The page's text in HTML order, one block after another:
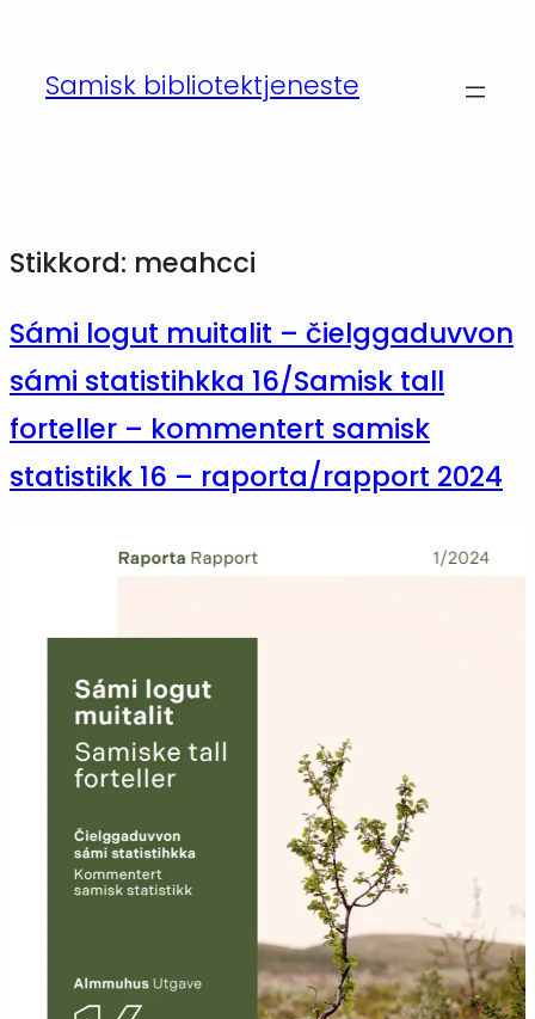
innholdSamisk bibliotektjeneste
Stikkord: meahcci
Sámi logut muitalit – čielggaduvvon
sámi statistihkka 16/Samisk tall
forteller – kommentert samisk
statistikk 16 – raporta/rapport 2024